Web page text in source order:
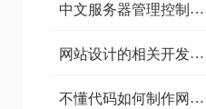
中文服务器管理控制面
好？
网站设计的相关开发工
不懂代码如何制作网